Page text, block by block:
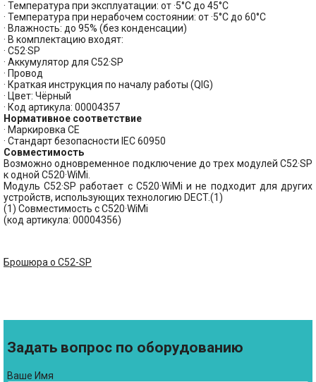
· Температура при эксплуатации: от ·5°C до 45°C
· Температура при нерабочем состоянии: от ·5°C до 60°C
· Влажность: до 95% (без конденсации)
· В комплектацию входят:
· C52·SP
· Аккумулятор для C52·SP
· Провод
· Краткая инструкция по началу работы (QIG)
· Цвет: Чёрный
· Код артикула: 00004357
Нормативное соответствие
· Маркировка CE
· Стандарт безопасности IEC 60950
Совместимость
Возможно одновременное подключение до трех модулей C52·SP
к одной C520·WiMi.
Модуль C52·SP работает с C520·WiMi и не подходит для других
устройств, использующих технологию DECT.(1)
(1) Совместимость с C520·WiMi
(код артикула: 00004356)
Брошюра о C52-SP
Задать вопрос по оборудованию
Ваше Имя